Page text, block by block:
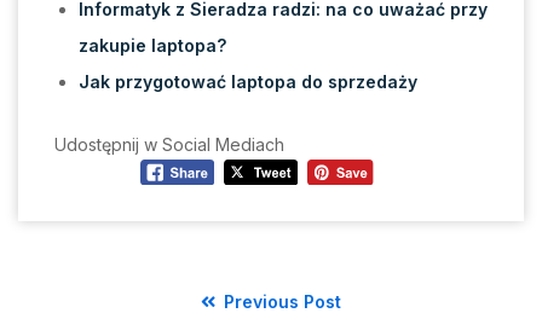
Informatyk z Sieradza radzi: na co uważać przy
zakupie laptopa?
Jak przygotować laptopa do sprzedaży
Udostępnij w Social Mediach
Previous Post